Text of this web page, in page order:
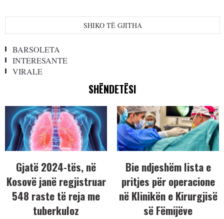
SHIKO TË GJITHA
BARSOLETA
INTERESANTE
VIRALE
SHËNDETËSI
Gjatë 2024-tës, në
Kosovë janë regjistruar
548 raste të reja me
tuberkuloz
Bie ndjeshëm lista e
pritjes për operacione
në Klinikën e Kirurgjisë
së Fëmijëve